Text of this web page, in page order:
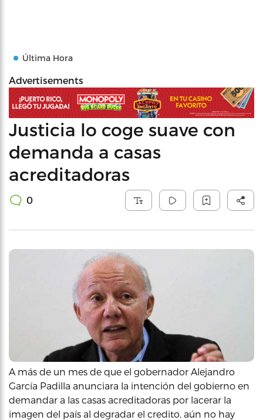
Última Hora
Advertisements
Justicia lo coge suave con
demanda a casas
acreditadoras
0
A más de un mes de que el gobernador Alejandro
García Padilla anunciara la intención del gobierno en
demandar a las casas acreditadoras por lacerar la
imagen del país al degradar el credito, aún no hay